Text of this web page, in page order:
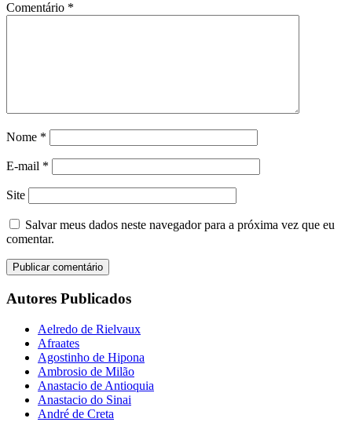
Comentário *
Nome *
E-mail *
Site
Salvar meus dados neste navegador para a próxima vez que eu
comentar.
Autores Publicados
Aelredo de Rielvaux
Afraates
Agostinho de Hipona
Ambrosio de Milão
Anastacio de Antioquia
Anastacio do Sinai
André de Creta